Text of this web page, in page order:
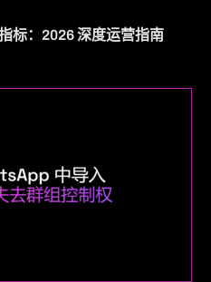
标：2026 深度运营指南